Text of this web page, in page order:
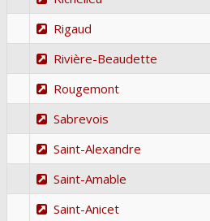
Rigaud
Rivière-Beaudette
Rougemont
Sabrevois
Saint-Alexandre
Saint-Amable
Saint-Anicet